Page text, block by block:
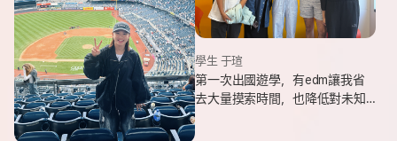
學生 于瑄
第一次出國遊學，有edm讓我省
去大量摸索時間，也降低對未知